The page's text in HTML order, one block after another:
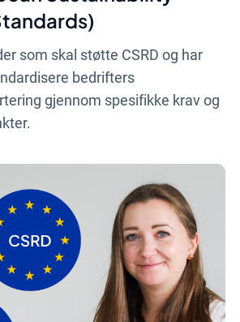
som skal støtte CSRD og har
bedrifters
gjennom spesifikke krav og